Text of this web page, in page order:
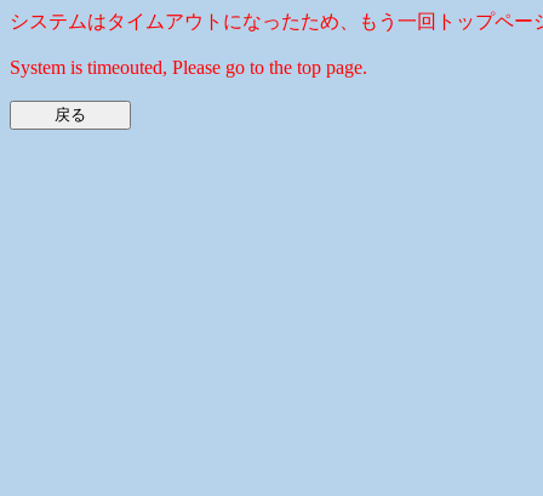
システムはタイムアウトになったため、もう一回トップペー
System is timeouted, Please go to the top page.